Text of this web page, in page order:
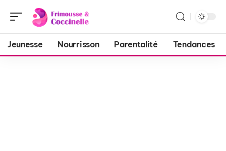
Jeunesse Nourrisson Parentalité Tendances